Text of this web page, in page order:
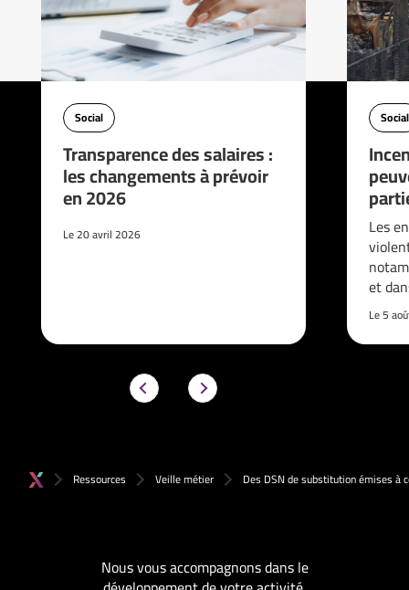
Social
Transparence des salaires :
les changements à prévoir
en 2026
Le 20 avril 2026
Social
Les
et
Le 5
Ressources Veille métier Des DSN de substitution émises à
Nous vous accompagnons dans le